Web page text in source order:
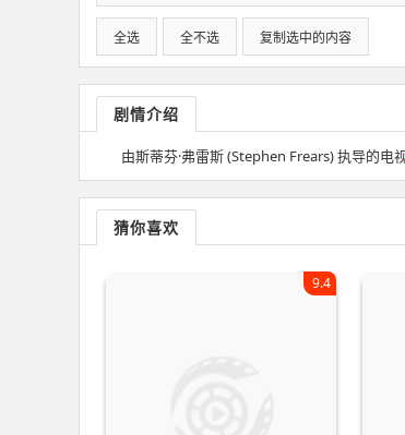
全选 全不选 复制选中的内容
剧情介绍
由斯蒂芬·弗雷斯 (Stephen Frears) 执导的电
猜你喜欢
9.4